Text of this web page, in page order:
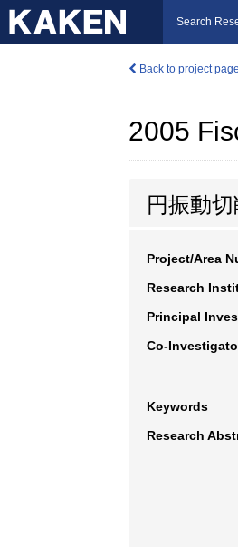
Search
Back to project page
2005
円振動
Project/Area
Research
Principal
Co-
Keywords
Research